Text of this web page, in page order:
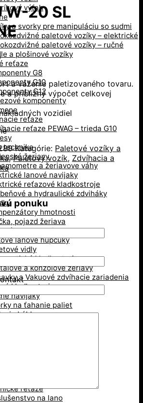
výťah
a svorky pre manipuláciu so sudmi
paletové vozíky – elektrické
paletové vozíky – ručné
a plošinové vozíky
reťaze
G8
G10
G12
komponenty
reťaze
reťaze PEWAG – trieda G10
technika
žeriavy
a žeriavove váhy
lanové navijaky
reťazové kladkostroje
a hydraulické zdviháky
hmotnosti
pojazd žeriava
kladkostroje
lanové hupcuky
vidly
kladkostroje
a konzolové žeriavy
a Vakuové zdvíhacie zariadenia
kladkostroje
navijaky
na ťahanie paliet
káblov
reťaze
na lano
W-20 SL
a váženie paletizovaného tovaru.
a približný výpočet celkovej
vozidiel
Kategórie: Paletové vozíky a
,Paletový vozík, Zdvíhacia a
ponuku